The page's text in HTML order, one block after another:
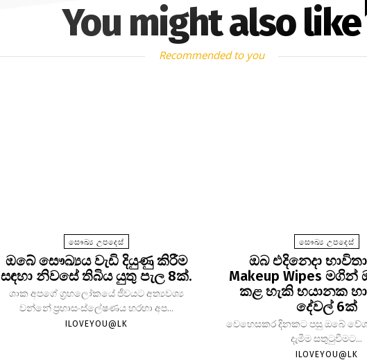
You might also like
Recommended to you
සෞඛ්‍ය උපදෙස්
ඔබේ සෞඛ්‍යය වැඩි දියුණු කිරීම
සඳහා නිවසේ තිබිය යුතු පැල 8ක්.
ශාක අපගේ ග්‍රහලෝකයේ ජීවයට අත්‍යවශ්‍ය
වන්නේ ප්‍රභාසංස්ලේෂණය හරහා අප...
ILOVEYOU@LK
සෞඛ්‍ය උපදෙස්
ඔබ එදිනෙදා
Makeup Wipes
කළ හැකි භයානක
දේවල් 6ක්
වෙහෙසකර දිනකට පසු ඔබේ
දැමීම සතුටුවීමට...
ILOVEYOU@LK